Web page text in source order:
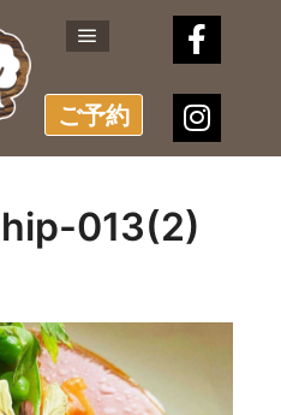
メインメニュー
ご予約
013(2)